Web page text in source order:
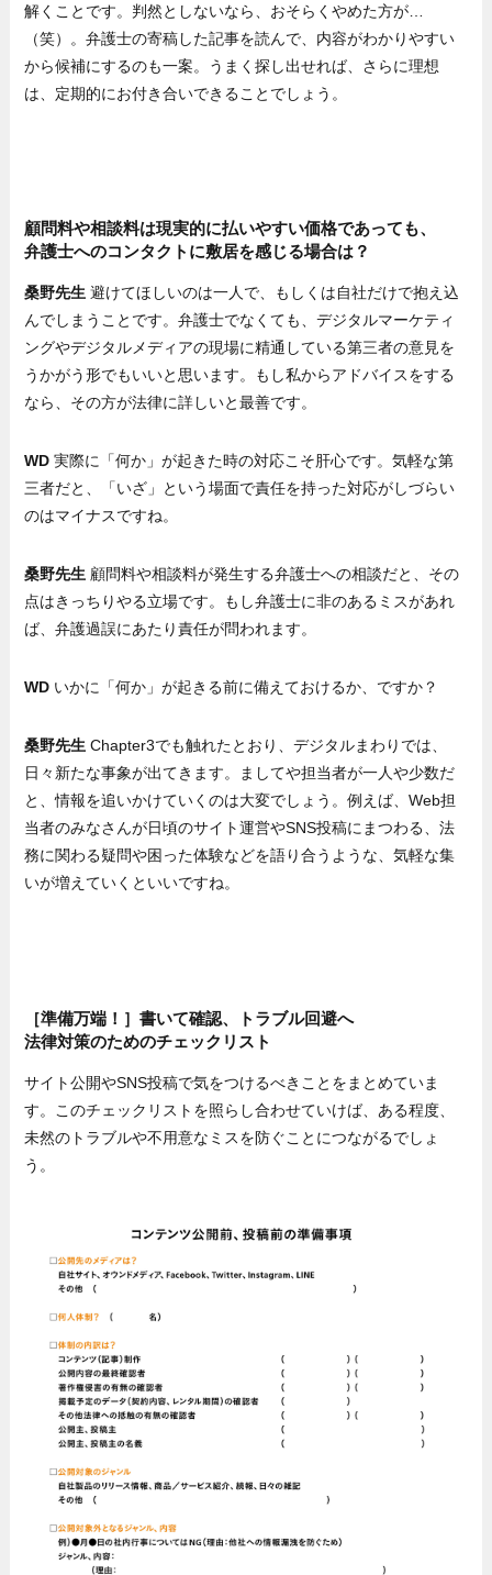
解くことです。判然としないなら、おそらくやめた方が…
（笑）。弁護士の寄稿した記事を読んで、内容がわかりやすい
から候補にするのも一案。うまく探し出せれば、さらに理想
は、定期的にお付き合いできることでしょう。
顧問料や相談料は現実的に払いやすい価格であっても、
弁護士へのコンタクトに敷居を感じる場合は？
桑野先生 避けてほしいのは一人で、もしくは自社だけで抱え込
んでしまうことです。弁護士でなくても、デジタルマーケティ
ングやデジタルメディアの現場に精通している第三者の意見を
うかがう形でもいいと思います。もし私からアドバイスをする
なら、その方が法律に詳しいと最善です。
WD 実際に「何か」が起きた時の対応こそ肝心です。気軽な第
三者だと、「いざ」という場面で責任を持った対応がしづらい
のはマイナスですね。
桑野先生 顧問料や相談料が発生する弁護士への相談だと、その
点はきっちりやる立場です。もし弁護士に非のあるミスがあれ
ば、弁護過誤にあたり責任が問われます。
WD いかに「何か」が起きる前に備えておけるか、ですか？
桑野先生 Chapter3でも触れたとおり、デジタルまわりでは、
日々新たな事象が出てきます。ましてや担当者が一人や少数だ
と、情報を追いかけていくのは大変でしょう。例えば、Web担
当者のみなさんが日頃のサイト運営やSNS投稿にまつわる、法
務に関わる疑問や困った体験などを語り合うような、気軽な集
いが増えていくといいですね。
［準備万端！］書いて確認、トラブル回避へ
法律対策のためのチェックリスト
サイト公開やSNS投稿で気をつけるべきことをまとめていま
す。このチェックリストを照らし合わせていけば、ある程度、
未然のトラブルや不用意なミスを防ぐことにつながるでしょ
う。